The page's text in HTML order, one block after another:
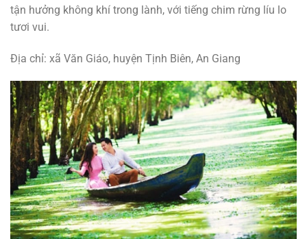
tận hưởng không khí trong lành, với tiếng chim rừng líu lo
tươi vui.
Địa chỉ: xã Văn Giáo, huyện Tịnh Biên, An Giang